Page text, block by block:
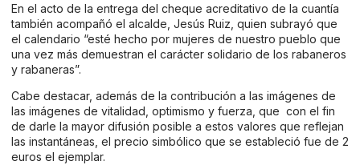
En el acto de la entrega del cheque acreditativo de la cuantía
también acompañó el alcalde, Jesús Ruiz, quien subrayó que
el calendario “esté hecho por mujeres de nuestro pueblo que
una vez más demuestran el carácter solidario de los rabaneros
y rabaneras”.
Cabe destacar, además de la contribución a las imágenes de
las imágenes de vitalidad, optimismo y fuerza, que con el fin
de darle la mayor difusión posible a estos valores que reflejan
las instantáneas, el precio simbólico que se estableció fue de 2
euros el ejemplar.